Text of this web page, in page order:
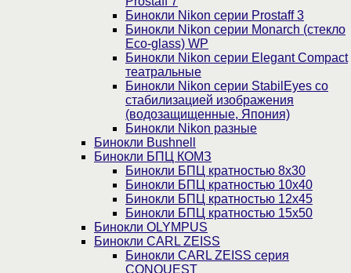
Бинокли Nikon серии Prostaff 3
Бинокли Nikon серии Monarch (стекло
Eco-glass) WP
Бинокли Nikon серии Elegant Compact
театральные
Бинокли Nikon серии StabilEyes со
стабилизацией изображения
(водозащищенные, Япония)
Бинокли Nikon разные
Бинокли Bushnell
Бинокли БПЦ КОМЗ
Бинокли БПЦ кратностью 8х30
Бинокли БПЦ кратностью 10х40
Бинокли БПЦ кратностью 12х45
Бинокли БПЦ кратностью 15х50
Бинокли OLYMPUS
Бинокли CARL ZEISS
Бинокли CARL ZEISS серия
CONQUEST